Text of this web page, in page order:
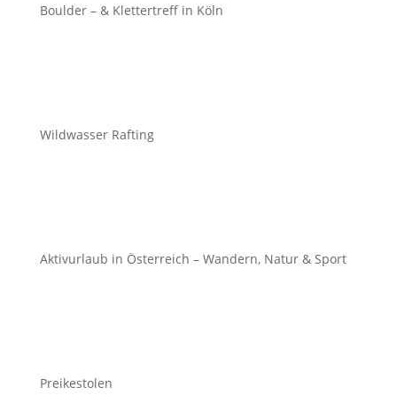
Boulder – & Klettertreff in Köln
Wildwasser Rafting
Aktivurlaub in Österreich – Wandern, Natur & Sport
Preikestolen